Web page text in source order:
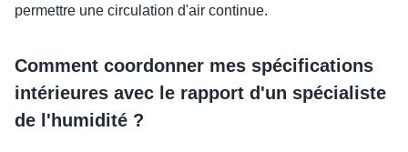
permettre une circulation d'air continue.
Comment coordonner mes spécifications
intérieures avec le rapport d'un spécialiste
de l'humidité ?